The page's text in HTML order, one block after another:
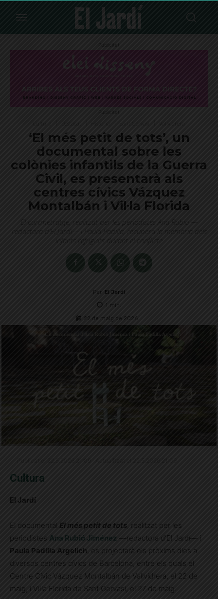
Publicitat
Publicitat
‘El més petit de tots’, un
documental sobre les
colònies infantils de la Guerra
Civil, es presentarà als
centres cívics Vázquez
Montalbán i Vil·la Florida
El curtmetratge, realitzat per les periodistes Ana Rubió —
redactora d’El Jardí— i Paula Padilla, recupera la memòria dels
infants refugiats durant el conflicte
Per El Jardí
1 min.
22 de maig de 2026
Cultura
El Jardí
El documental El més petit de tots, realitzat per les
periodistes Ana Rubió Jiménez —redactora d’El Jardí— i
Paula Padilla Argelich , es projectarà els pròxims dies a
diversos centres cívics de Barcelona, entre els quals el
Centre Cívic Vázquez Montalbán de Vallvidrera, el 22 de
maig, i Vil·la Florida de Sant Gervasi, el 27 de maig.